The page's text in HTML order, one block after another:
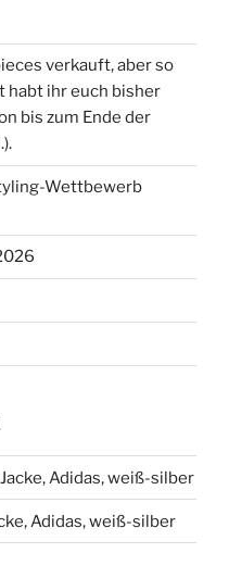
verkauft, aber so
habt ihr euch bisher
bis zum Ende der
Wettbewerb
Adidas, weiß-silber
Adidas, weiß-silber